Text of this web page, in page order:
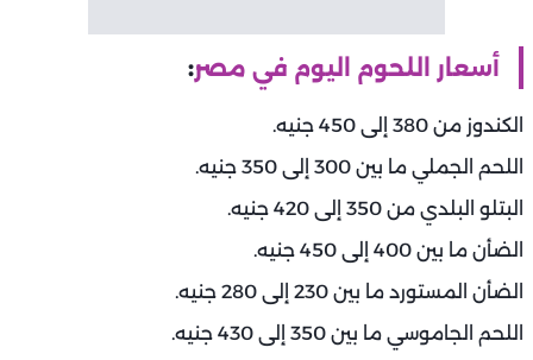
أسعار اللحوم اليوم في مصر:
الكندوز من 380 إلى 450 جنيه.
اللحم الجملي ما بين 300 إلى 350 جنيه.
البتلو البلدي من 350 إلى 420 جنيه.
الضأن ما بين 400 إلى 450 جنيه.
الضأن المستورد ما بين 230 إلى 280 جنيه.
اللحم الجاموسي ما بين 350 إلى 430 جنيه.